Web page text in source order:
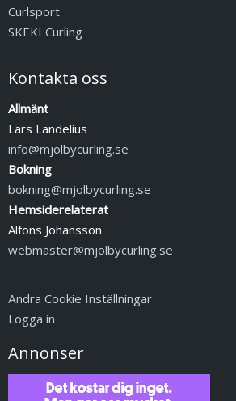
Curlsport
SKEKI Curling
Kontakta oss
Allmänt
Lars Landelius
info@mjolbycurling.se
Bokning
bokning@mjolbycurling.se
Hemsiderelaterat
Alfons Johansson
webmaster@mjolbycurling.se
Ändra Cookie Inställningar
Logga in
Annonser